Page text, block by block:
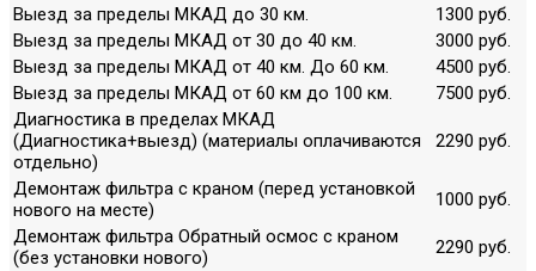
Выезд за пределы МКАД до 30 км.
1300 руб.
Выезд за пределы МКАД от 30 до 40 км.
3000 руб.
Выезд за пределы МКАД от 40 км. До 60 км.
4500 руб.
Выезд за пределы МКАД от 60 км до 100 км.
7500 руб.
Диагностика в пределах МКАД
(Диагностика+выезд) (материалы оплачиваются
отдельно)
2290 руб.
Демонтаж фильтра с краном (перед установкой
нового на месте)
1000 руб.
Демонтаж фильтра Обратный осмос с краном
(без установки нового)
2290 руб.